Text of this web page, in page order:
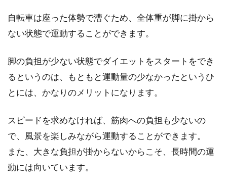
自転車は座った体勢で漕ぐため、全体重が脚に掛から
ない状態で運動することができます。
脚の負担が少ない状態でダイエットをスタートをでき
るというのは、もともと運動量の少なかったというひ
とには、かなりのメリットになります。
スピードを求めなければ、筋肉への負担も少ないの
で、風景を楽しみながら運動することができます。
また、大きな負担が掛からないからこそ、長時間の運
動には向いています。